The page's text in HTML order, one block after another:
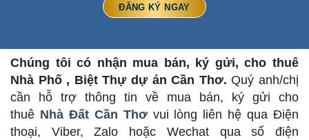
Chúng tôi có nhận mua bán, ký gửi, cho thuê
Nhà Phố , Biệt Thự dự án Cần Thơ.Quý anh/chị
cần hỗ trợ thông tin về mua bán, ký gửi cho
thuê Nhà Đất Cần Thơvui lòng liên hệ qua Điện
thoại, Viber, Zalo hoặc Wechat qua số điện